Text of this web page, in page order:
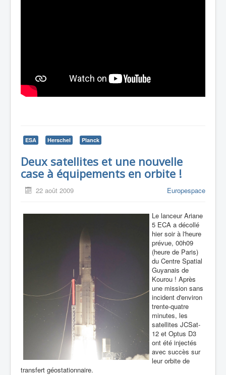
ESA Herschel Planck
Deux satellites et une nouvelle
case à équipements en orbite !
22 août 2009 Europespace
Le lanceur Ariane
5 ECA a décollé
hier soir à l'heure
prévue, 00h09
(heure de Paris)
du Centre Spatial
Guyanais de
Kourou ! Après
une mission sans
incident d'environ
trente-quatre
minutes, les
satellites JCSat-
12 et Optus D3
ont été injectés
avec succès sur
leur orbite de
transfert géostationnaire.